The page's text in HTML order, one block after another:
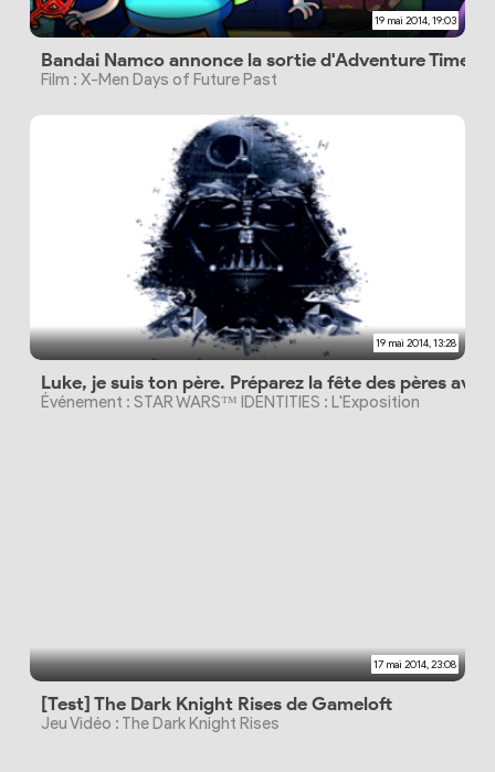
19 mai 2014, 19:03
Bandai Namco annonce la sortie d'Adventure Time
Film : X-Men Days of Future Past
19 mai 2014, 13:28
Luke, je suis ton père. Préparez la fête des pères
Événement : STAR WARS™ IDENTITIES : L'Exposition
17 mai 2014, 23:08
[Test] The Dark Knight Rises de Gameloft
Jeu Vidéo : The Dark Knight Rises